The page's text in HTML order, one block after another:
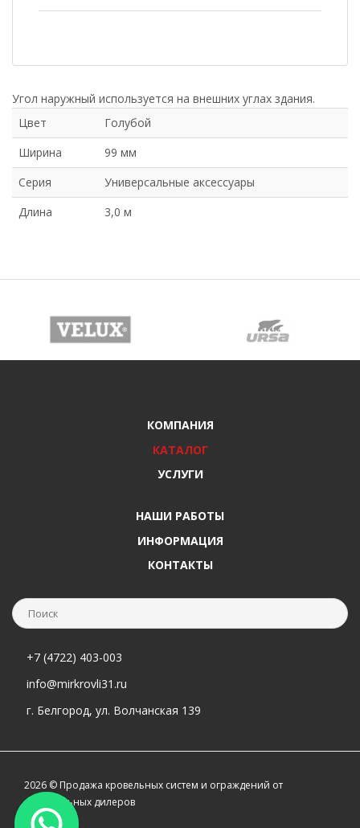
Угол наружный используется на внешних углах здания.
Цвет
Голубой
Ширина
99 мм
Серия
Универсальные аксессуары
Длина
3,0 м
КОМПАНИЯ
КАТАЛОГ
УСЛУГИ
НАШИ РАБОТЫ
ИНФОРМАЦИЯ
КОНТАКТЫ
+7 (4722) 403-003
info@mirkrovli31.ru
г. Белгород, ул. Волчанская 139
2026 © Продажа кровельных систем и ограждений от
официальных дилеров